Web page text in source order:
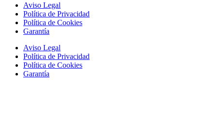
Aviso Legal
Política de Privacidad
Política de Cookies
Garantía
Aviso Legal
Política de Privacidad
Política de Cookies
Garantía